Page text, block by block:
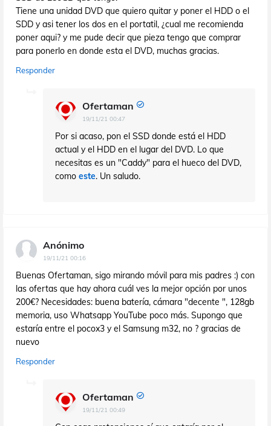
Tiene una unidad DVD que quiero quitar y poner el HDD o el
SDD y asi tener los dos en el portatil, ¿cual me recomienda
poner aqui? y me pude decir que pieza tengo que comprar
para ponerlo en donde esta el DVD, muchas gracias.
Responder
Ofertaman
19/11/21 00:47
Por si acaso, pon el SSD donde está el HDD
actual y el HDD en el lugar del DVD. Lo que
necesitas es un "Caddy" para el hueco del DVD,
como este. Un saludo.
Anónimo
19/11/21 00:16
Buenas Ofertaman, sigo mirando móvil para mis padres :) con
las ofertas que hay ahora cuál ves la mejor opción por unos
200€? Necesidades: buena batería, cámara "decente ", 128gb
memoria, uso Whatsapp YouTube poco más. Supongo que
estaría entre el pocox3 y el Samsung m32, no ? gracias de
nuevo
Responder
Ofertaman
19/11/21 00:49